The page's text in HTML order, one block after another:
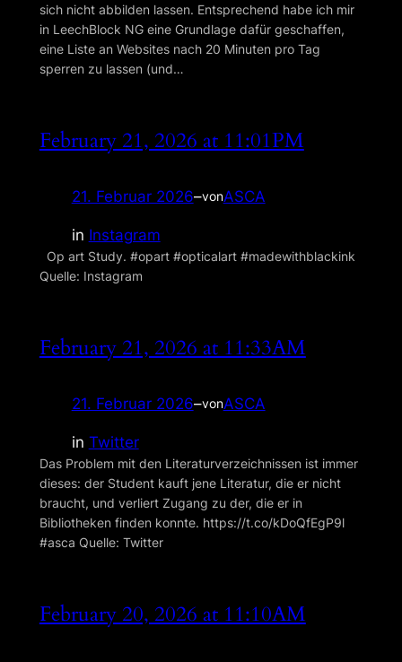
sich nicht abbilden lassen. Entsprechend habe ich mir
in LeechBlock NG eine Grundlage dafür geschaffen,
eine Liste an Websites nach 20 Minuten pro Tag
sperren zu lassen (und…
February 21, 2026 at 11:01PM
21. Februar 2026–vonASCA
in Instagram
Op art Study. #opart #opticalart #madewithblackink
Quelle: Instagram
February 21, 2026 at 11:33AM
21. Februar 2026–vonASCA
in Twitter
Das Problem mit den Literaturverzeichnissen ist immer
dieses: der Student kauft jene Literatur, die er nicht
braucht, und verliert Zugang zu der, die er in
Bibliotheken finden konnte. https://t.co/kDoQfEgP9l
#asca Quelle: Twitter
February 20, 2026 at 11:10AM